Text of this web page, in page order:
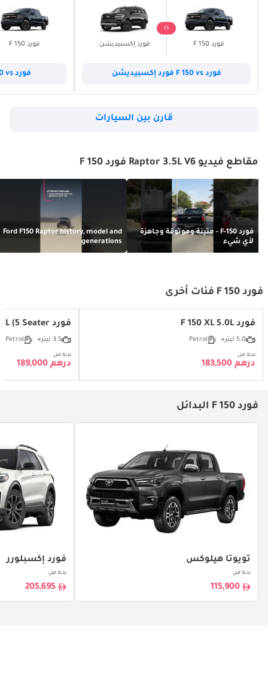
فورد F 150
VS
فورد إكسبيديشن
فورد F 150 vs فورد إكسبيديشن
فورد F 150
فورد F 150 vs فورد إكسبلورر
قارن بين السيارات
مقاطع فيديو Raptor 3.5L V6 فورد F 150
فورد F-150 - متينة وموثوقة وجاهزة
لأي شيء
Ford F150 Raptor history, model and
generations
فورد F 150 فئات أخرى
فورد F 150 XL 5.0L
5.0 ليتر Petrol
بدءا من
درهم 183,500
فورد F 150 XLT 3.5L (5 Seater)
3.5 ليتر Petrol
بدءا من
درهم 189,000
فورد F 150 البدائل
تويوتا هيلوكس
بدءا من
115,900
فورد إكسبلورر
بدءا من
205,695